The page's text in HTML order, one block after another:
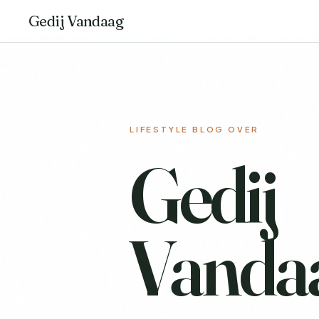
Gedij Vandaag
LIFESTYLE BLOG OVER
Gedij